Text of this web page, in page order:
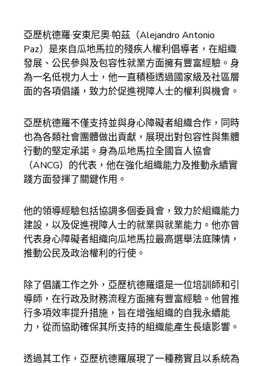
亞歷杭德羅·安東尼奧·帕茲（Alejandro Antonio
Paz）是來自瓜地馬拉的殘疾人權利倡導者，在組織
發展、公民參與及包容性就業方面擁有豐富經驗。身
為一名低視力人士，他一直積極透過國家級及社區層
面的各項倡議，致力於促進視障人士的權利與機會。
亞歷杭德羅不僅支持並與身心障礙者組織合作，同時
也為各類社會團體做出貢獻，展現出對包容性與集體
行動的堅定承諾。身為瓜地馬拉全國盲人協會
（ANCG）的代表，他在強化組織能力及推動永續實
踐方面發揮了關鍵作用。
他的領導經驗包括協調多個委員會，致力於組織能力
建設，以及促進視障人士的就業與就業能力。他亦曾
代表身心障礙者組織向瓜地馬拉最高選舉法庭陳情，
推動公民及政治權利的行使。
除了倡議工作之外，亞歷杭德羅還是一位培訓師和引
導師，在行政及財務流程方面擁有豐富經驗。他曾推
行多項效率提升措施，旨在增強組織的自我永續能
力，從而協助確保其所支持的組織能產生長遠影響。
透過其工作，亞歷杭德羅展現了一種務實且以系統為